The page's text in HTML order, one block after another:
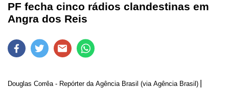
PF fecha cinco rádios clandestinas em
Angra dos Reis
Douglas Corrêa - Repórter da Agência Brasil (via Agência Brasil)